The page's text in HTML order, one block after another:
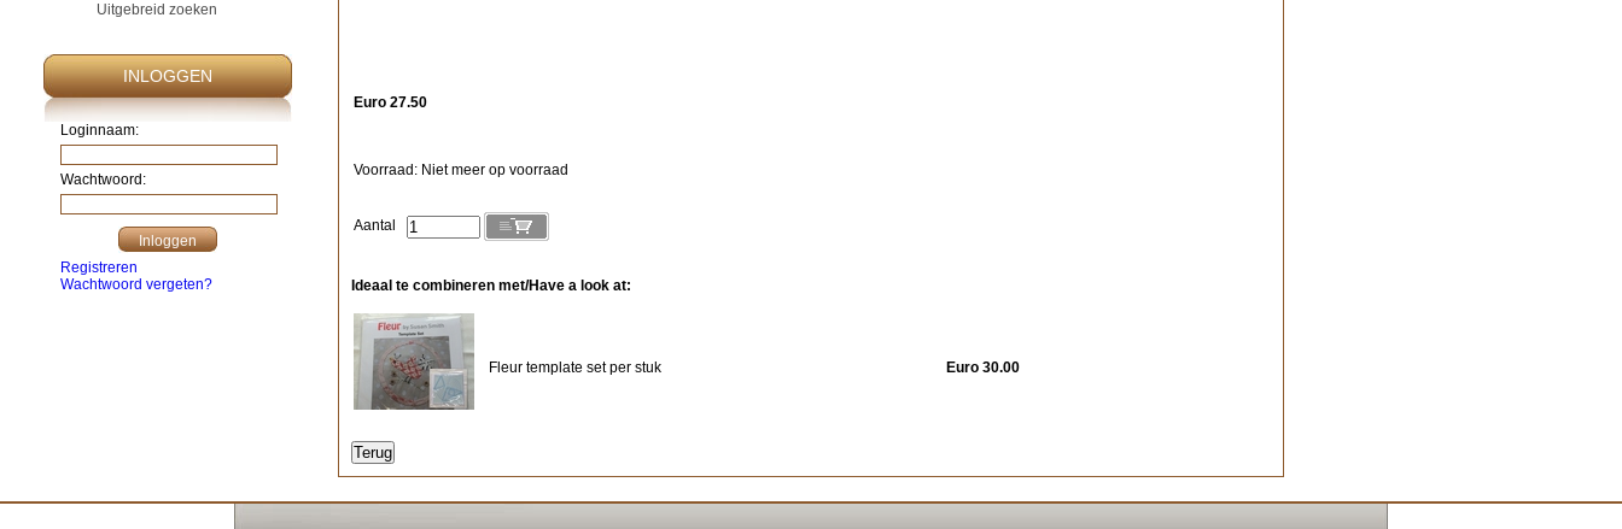
Uitgebreid zoeken
INLOGGEN
Loginnaam:
Wachtwoord:
Registreren
Wachtwoord vergeten?
Euro 27.50
Voorraad: Niet meer op voorraad
Aantal
Ideaal te combineren met/Have a look at:
Fleur template set per stuk Euro 30.00